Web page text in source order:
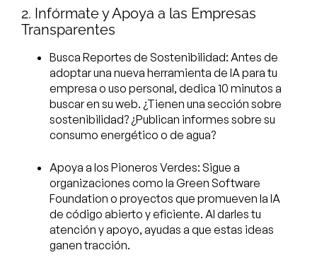
2. Infórmate y Apoya a las Empresas
Transparentes
Busca Reportes de Sostenibilidad: Antes de
adoptar una nueva herramienta de IA para tu
empresa o uso personal, dedica 10 minutos a
buscar en su web. ¿Tienen una sección sobre
sostenibilidad? ¿Publican informes sobre su
consumo energético o de agua?
Apoya a los Pioneros Verdes: Sigue a
organizaciones como la Green Software
Foundation o proyectos que promueven la IA
de código abierto y eficiente. Al darles tu
atención y apoyo, ayudas a que estas ideas
ganen tracción.